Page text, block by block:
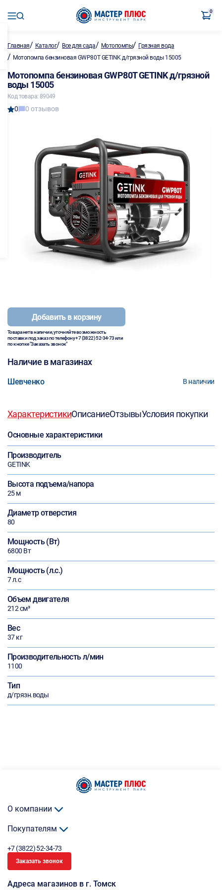
0
Главная/ Каталог/ Все для сада/ Мотопомпы/ Грязная вода
/ Мотопомпа бензиновая GWP80T GETINK д/грязной воды 15005
Мотопомпа бензиновая GWP80T GETINK д/грязной
воды 15005
Код товара: 89049
0 0 отзывов
Добавить в корзину
Товара нет в наличии, уточняйте возможность
поставки под заказ по телефону+7 (3822) 52-34-73или
по кнопке "Заказать звонок"
Наличие в магазинах
Шевченко В наличии
ХарактеристикиОписаниеОтзывыУсловия покупки
Основные характеристики
Производитель
GETINK
Высота подъема/напора
25 м
Диаметр отверстия
80
Мощность (Вт)
6800 Вт
Мощность (л.с.)
7 л.с
Объем двигателя
212 см³
Вес
37 кг
Производительность л/мин
1100
Тип
д/грязн.воды
О компании
Покупателям
+7 (3822) 52-34-73
Заказать звонок
Адреса магазинов в г. Томск